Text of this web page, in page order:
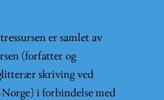
er samlet av
(forfatter og
skriving ved
i forbindelse med